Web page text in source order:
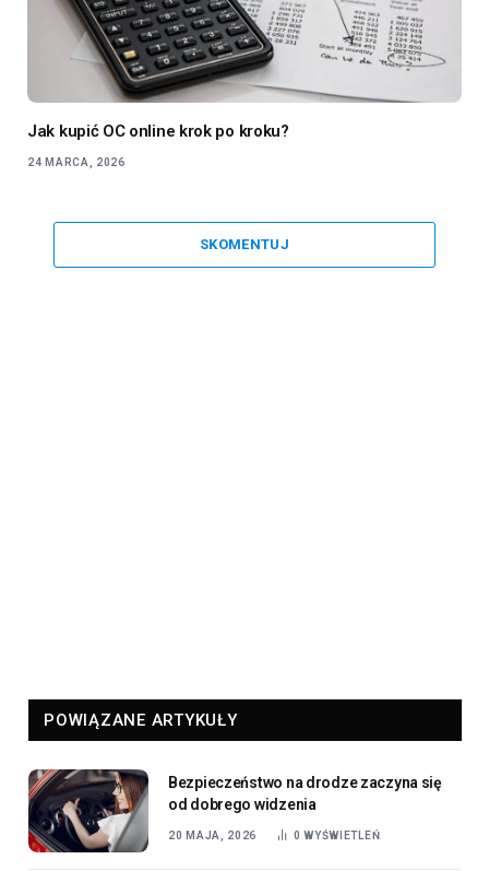
Jak kupić OC online krok po kroku?
24 MARCA, 2026
SKOMENTUJ
od dobrego widzenia
Co wpływa na koszt ubezpieczenia OC i AC
samochodu?